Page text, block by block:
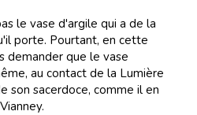
le vase d'argile qui a de la
porte. Pourtant, en cette
demander que le vase
au contact de la Lumière
son sacerdoce, comme il en